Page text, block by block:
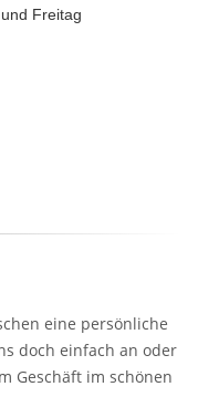
Freitag
eine persönliche
doch einfach an oder
Geschäft im schönen